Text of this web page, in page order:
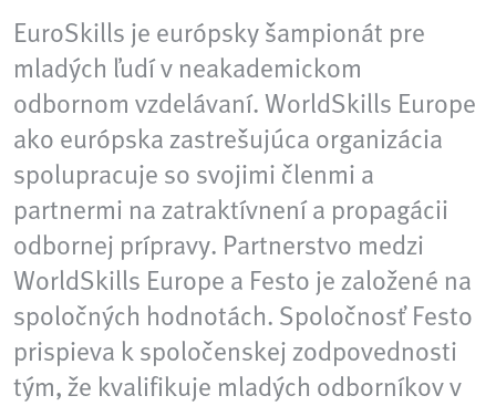
EuroSkills je európsky šampionát pre
mladých ľudí v neakademickom
odbornom vzdelávaní. WorldSkills Europe
ako európska zastrešujúca organizácia
spolupracuje so svojimi členmi a
partnermi na zatraktívnení a propagácii
odbornej prípravy. Partnerstvo medzi
WorldSkills Europe a Festo je založené na
spoločných hodnotách. Spoločnosť Festo
prispieva k spoločenskej zodpovednosti
tým, že kvalifikuje mladých odborníkov v